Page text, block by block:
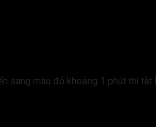
sang màu đỏ khoảng 1 phút thì tắt